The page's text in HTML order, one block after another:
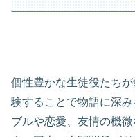
個性豊かな生徒役たち
験することで物語に深
ブルや恋愛、友情の機